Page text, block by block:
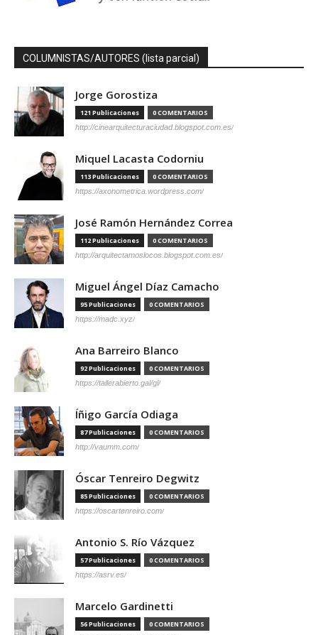
COLUMNISTAS/AUTORES (lista parcial)
Jorge Gorostiza
121 Publicaciones 0 COMENTARIOS
http://cinearquitecturaciudad.blogspot.com.es/
Miquel Lacasta Codorniu
113 Publicaciones 0 COMENTARIOS
https://axonometrica.wordpress.com/
José Ramón Hernández Correa
112 Publicaciones 0 COMENTARIOS
http://arquitectamoslocos.blogspot.com.es/
Miguel Ángel Díaz Camacho
95 Publicaciones 0 COMENTARIOS
https://madc.xyz/
Ana Barreiro Blanco
92 Publicaciones 0 COMENTARIOS
https://tallerabierto.gal/gl/
Íñigo García Odiaga
87 Publicaciones 0 COMENTARIOS
http://vaumm.com/
Óscar Tenreiro Degwitz
85 Publicaciones 0 COMENTARIOS
https://oscartenreiro.com/
Antonio S. Río Vázquez
57 Publicaciones 0 COMENTARIOS
https://asrv.es/
Marcelo Gardinetti
56 Publicaciones 0 COMENTARIOS